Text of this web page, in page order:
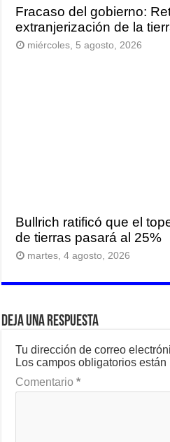
Fracaso del gobierno:
extranjerización de la
miércoles, 5 agosto, 2026
Bullrich ratificó que el
de tierras pasará al 25%
martes, 4 agosto, 2026
Deja una respuesta
Tu dirección de correo
Los campos obligatorios
Comentario*